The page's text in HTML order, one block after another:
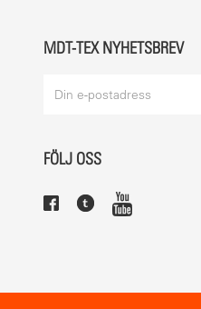
MDT-TEX NYHETSBREV
FÖLJ OSS